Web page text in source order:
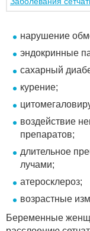
нарушение
эндокринные
сахарный
курение;
воздействие
препаратов;
длительное
лучами;
атеросклероз;
возрастные
Беременные